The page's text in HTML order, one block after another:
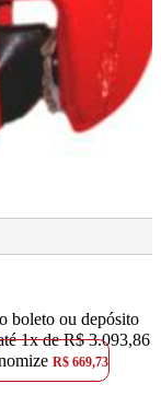
boleto ou depósito
1x de R$ 3.093,86
R$ 669,73